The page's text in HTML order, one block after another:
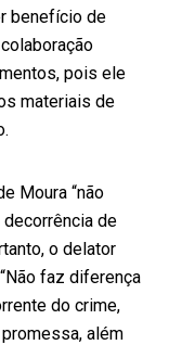
benefício de
pois ele
materiais de
Moura “não
de
o delator
faz diferença
do crime,
além